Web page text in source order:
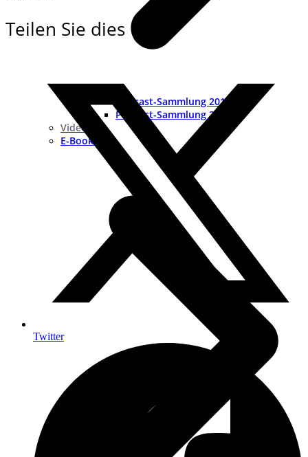
Podcast-Sammlung 2019
Podcast-Sammlung 2018
Videocast
E-Books
Teilen Sie dies
Twitter